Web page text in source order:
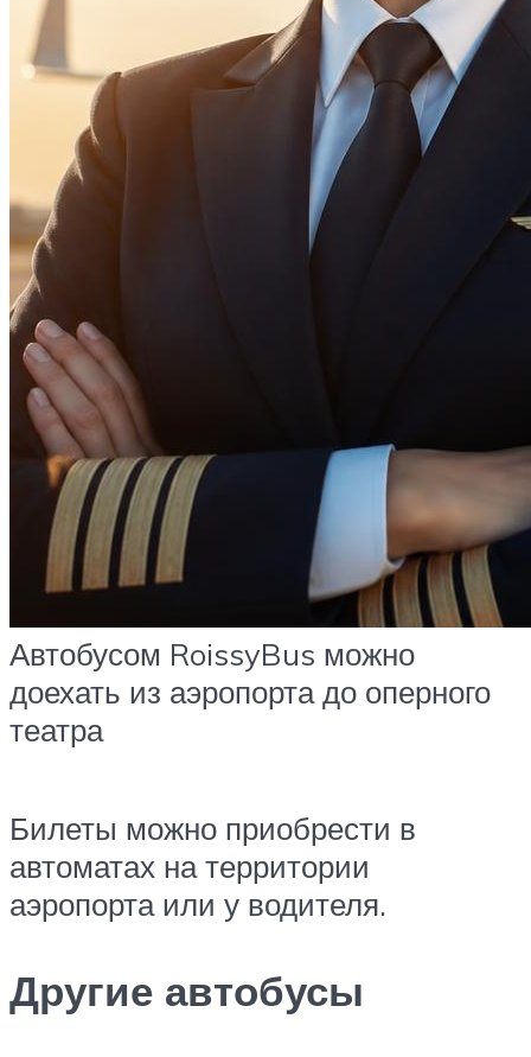
Автобусом RoissyBus можно
доехать из аэропорта до оперного
театра
Билеты можно приобрести в
автоматах на территории
аэропорта или у водителя.
Другие автобусы